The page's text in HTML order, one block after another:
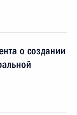
о создании